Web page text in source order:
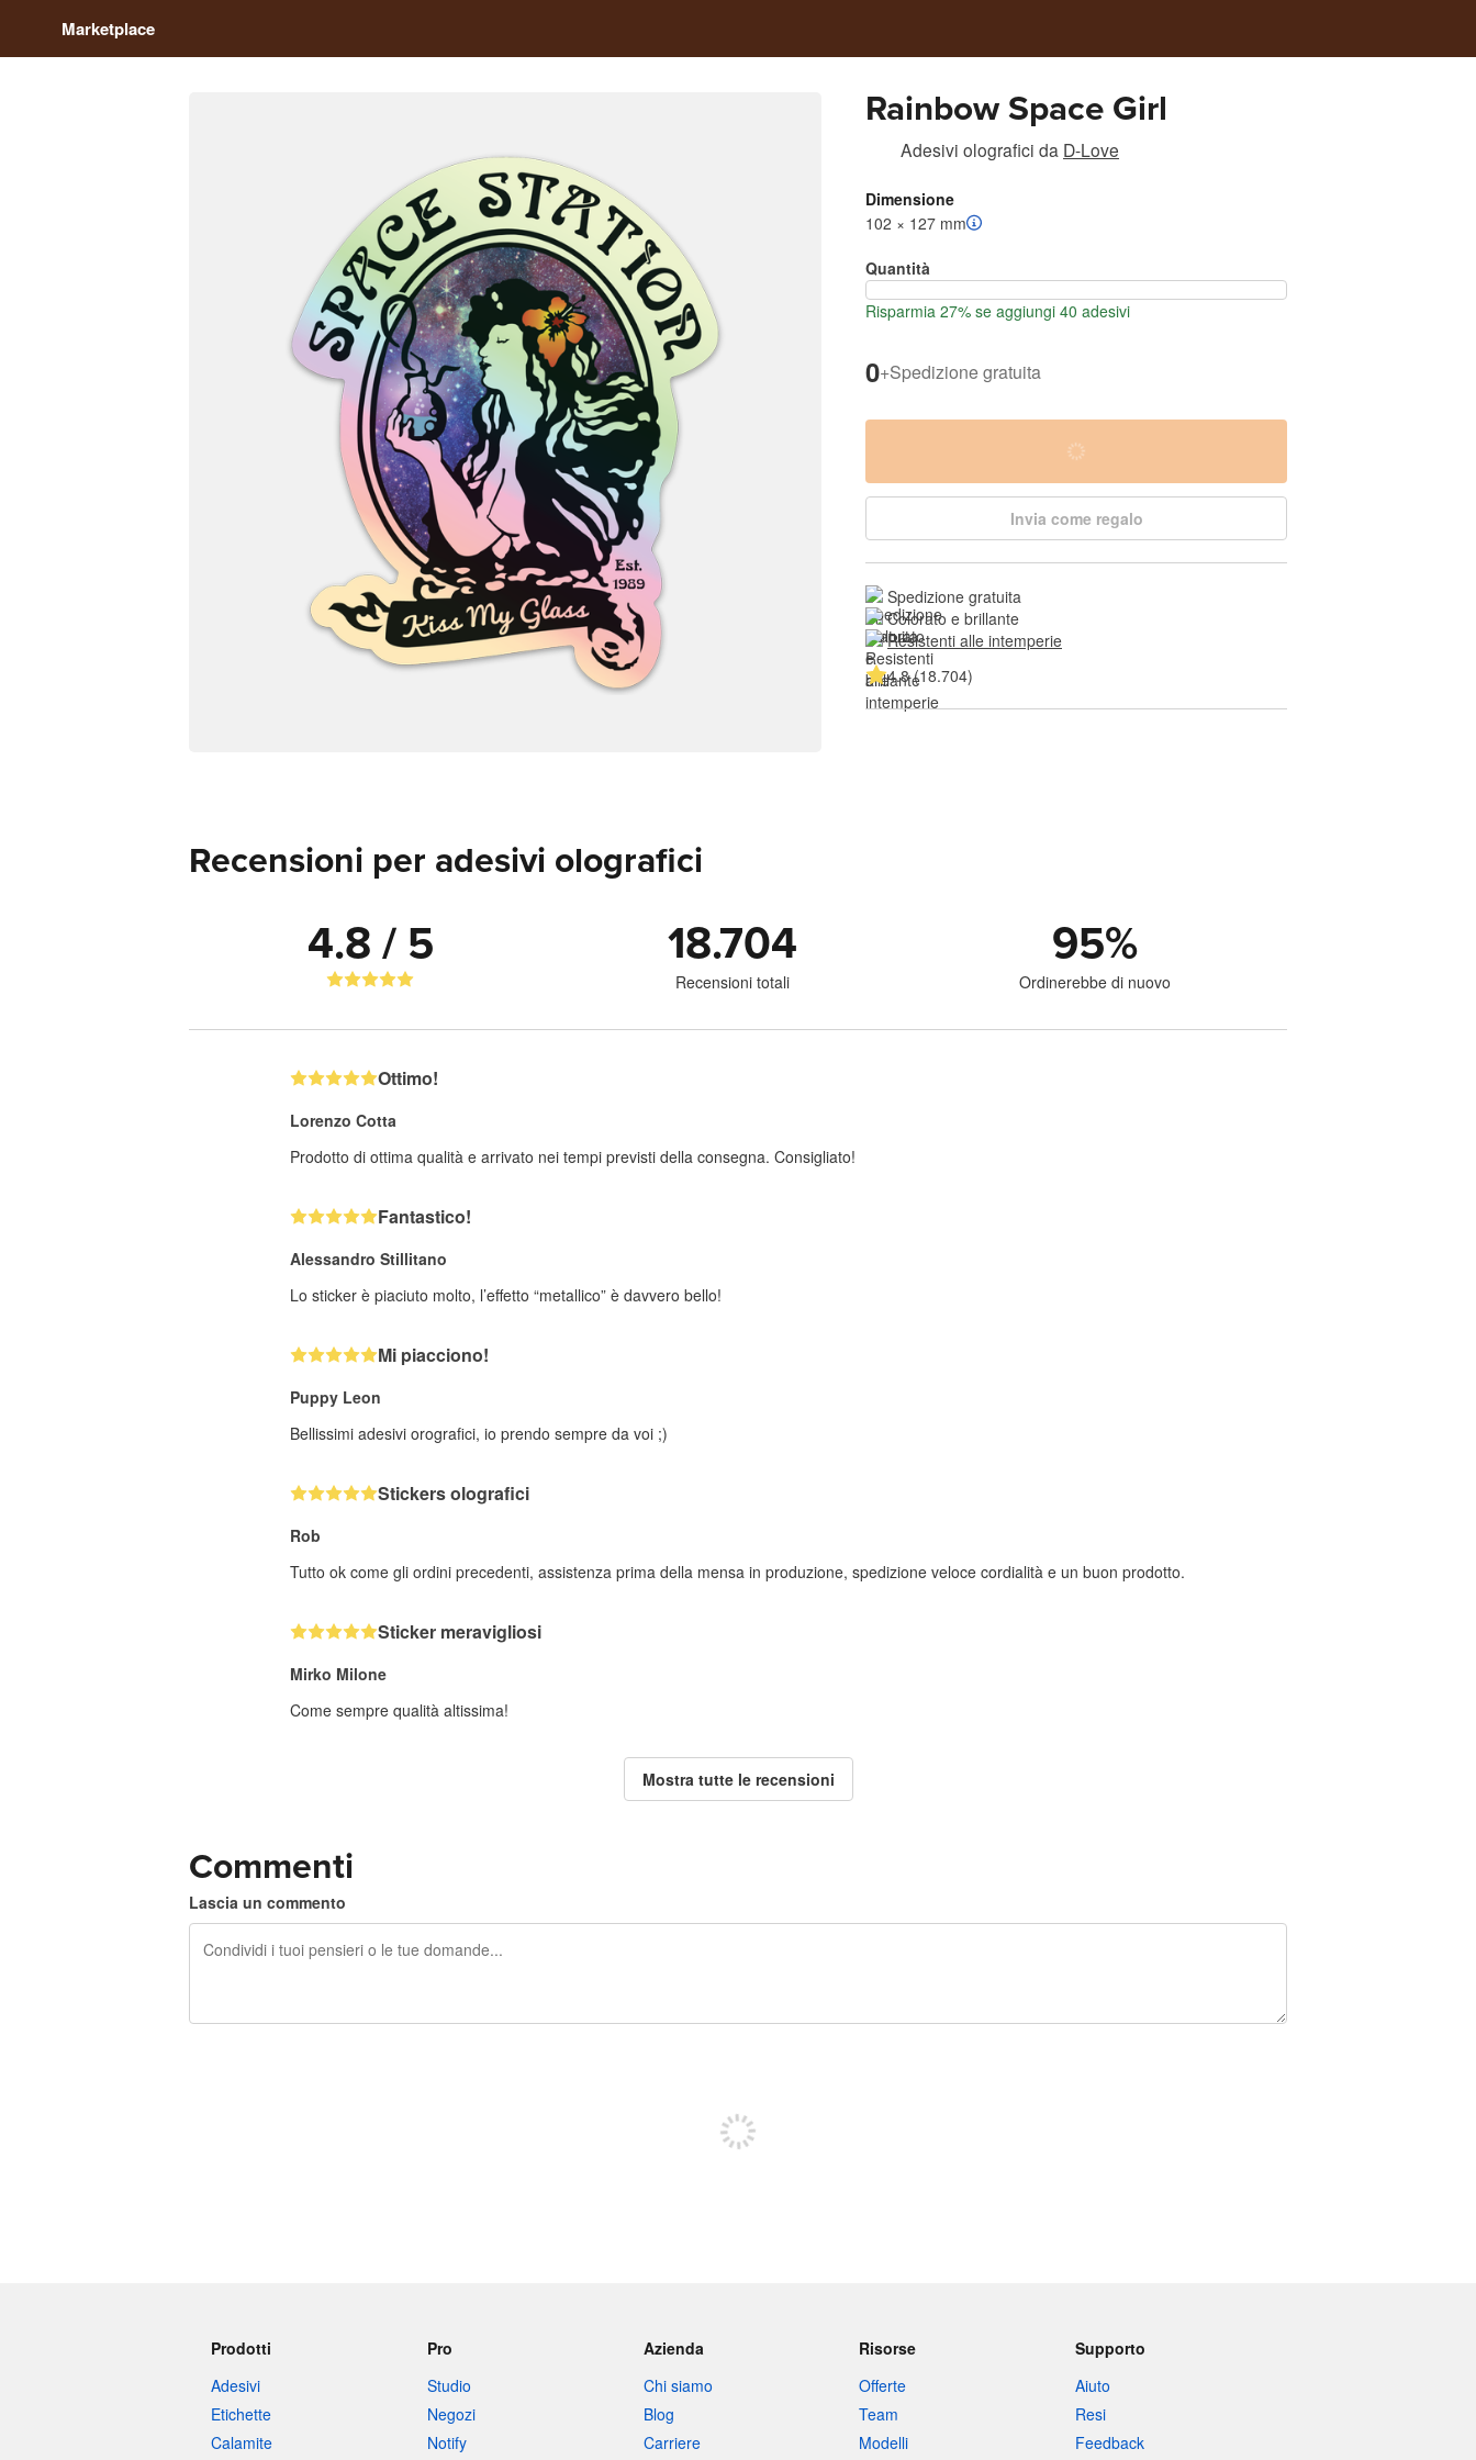
Marketplace
Rainbow Space Girl
Adesivi olografici da D-Love
Dimensione
102 × 127 mm
Quantità
Risparmia 27% se aggiungi 40 adesivi
0+Spedizione gratuita
Invia come regalo
Spedizione gratuita
Colorato e brillante
Resistenti alle intemperie
4.8 (18.704)
Recensioni per adesivi olografici
4.8 / 5 18.704
Recensioni totali
95%
Ordinerebbe di nuovo
Ottimo!
Lorenzo Cotta
Prodotto di ottima qualità e arrivato nei tempi previsti della consegna. Consigliato!
Fantastico!
Alessandro Stillitano
Lo sticker è piaciuto molto, l’effetto “metallico” è davvero bello!
Mi piacciono!
Puppy Leon
Bellissimi adesivi orografici, io prendo sempre da voi ;)
Stickers olografici
Rob
Tutto ok come gli ordini precedenti, assistenza prima della mensa in produzione, spedizione veloce cordialità e un buon prodotto.
Sticker meravigliosi
Mirko Milone
Come sempre qualità altissima!
Mostra tutte le recensioni
Commenti
Lascia un commento
Prodotti
Adesivi
Etichette
Calamite
Pro
Studio
Negozi
Notify
Azienda
Chi siamo
Blog
Carriere
Risorse
Offerte
Team
Modelli
Supporto
Aiuto
Resi
Feedback